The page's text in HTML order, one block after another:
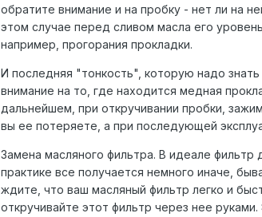
обратите внимание и на пробку - нет ли на
этом случае перед сливом масла его
например, прогорания прокладки.
И последняя "тонкость", которую надо
внимание на то, где находится медная
дальнейшем, при откручивании пробки,
вы ее потеряете, а при последующей
Замена масляного фильтра. В идеале фильтр
практике все получается немного иначе,
ждите, что ваш масляный фильтр легко и
откручивайте этот фильтр через нее